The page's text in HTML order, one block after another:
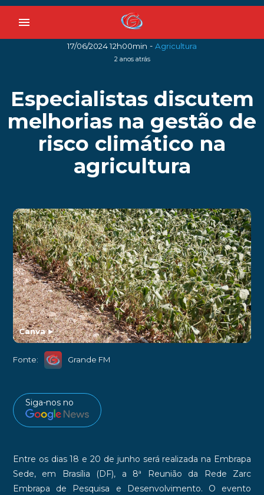
menu
17/06/2024 12h00min - Agricultura
2 anos atrás
Especialistas discutem
melhorias na gestão de
risco climático na
agricultura
Canva►
Fonte: Grande FM
Siga-nos no
Entre os dias 18 e 20 de junho será realizada na Embrapa
Sede, em Brasília (DF), a 8ª Reunião da Rede Zarc
Embrapa de Pesquisa e Desenvolvimento. O evento